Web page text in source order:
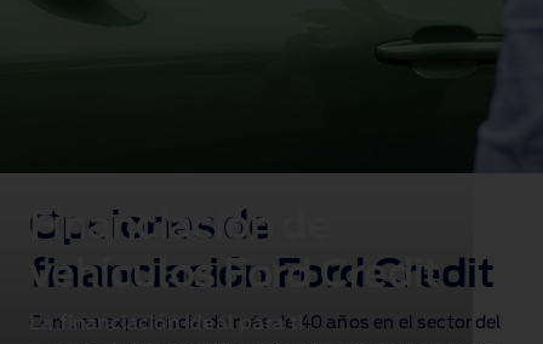
Financiación de
vehículos Ford Credit
La financiación ideal para ti
Opciones de
financiación Ford Credit
Con una experiencia de más de 40 años en el sector del